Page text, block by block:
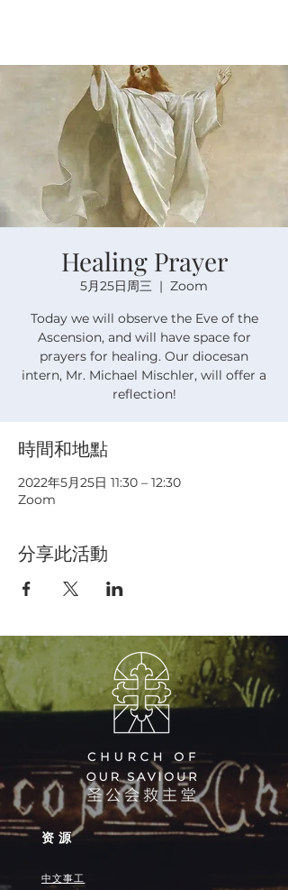
Healing Prayer
5月25日周三
  |
Zoom
Today we will observe the Eve of the
Ascension, and will have space for
prayers for healing. Our diocesan
intern, Mr. Michael Mischler, will offer a
reflection!
時間和地點
2022年5月25日 11:30 – 12:30
Zoom
分享此活動
资源
中文事工